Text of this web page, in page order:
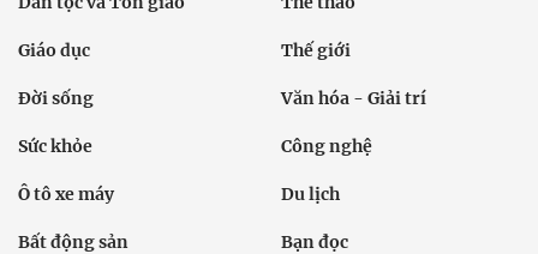
Giáo dục Thế giới
Đời sống Văn hóa - Giải trí
Sức khỏe Công nghệ
Ô tô xe máy Du lịch
Bất động sản Bạn đọc